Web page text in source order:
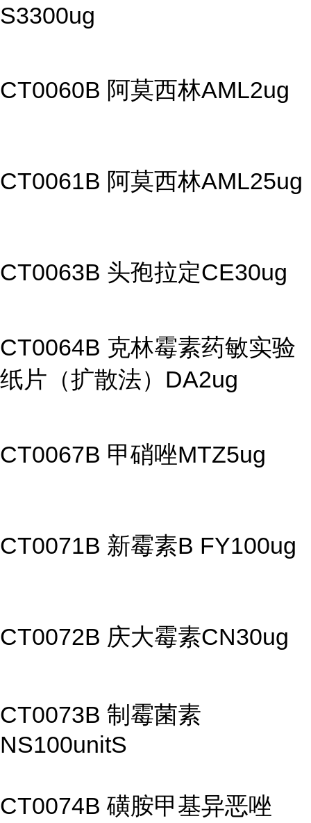
S3300ug
CT0060B 阿莫西林AML2ug
CT0061B 阿莫西林AML25ug
CT0063B 头孢拉定CE30ug
CT0064B 克林霉素药敏实验
纸片（扩散法）DA2ug
CT0067B 甲硝唑MTZ5ug
CT0071B 新霉素B FY100ug
CT0072B 庆大霉素CN30ug
CT0073B 制霉菌素
NS100unitS
CT0074B 磺胺甲基异恶唑